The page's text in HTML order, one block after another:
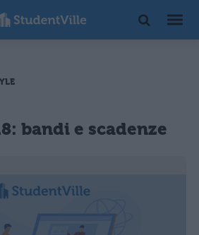
bandi e scadenze